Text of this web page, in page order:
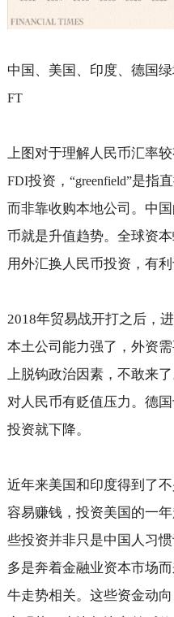
中国、美国、印度、德国
FT
上图对于理解人民币汇率
FDI投资， “greenfield”是指
而非靠收购本地公司。中
币就是升值趋势。全球资
用外汇换人民币投资，有利
2018年贸易战开打之后，
本土公司能力强了，外资
上脱钩政治因素，不敢来
对人民币有贬值压力。德
投资就下降。
近年来美国和印度得到了
容易赚钱，投资美国的一
些投资并非只是中国人习
多是奔着金融业资本市场
牛走势相关。这些资金动